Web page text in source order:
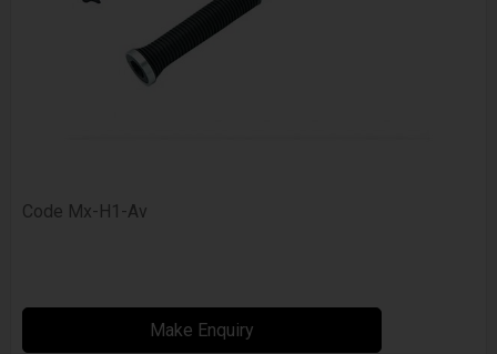
Code Mx-H1-Av
Make Enquiry